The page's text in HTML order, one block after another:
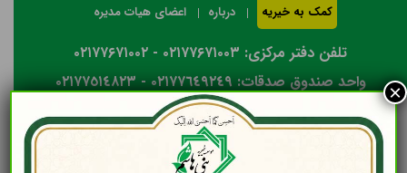
کمک به خیریه درباره اعضای هیات مدیره
تلفن دفتر مرکزی: ۰۲۱۷۷۶۷۱۰۰۳ - ۰۲۱۷۷۶۷۱۰۰۲
واحد صندوق صدقات: ٠٢١٧٧٦٤٩٢٤٩ - ٠٢١٧٧٥١٤٨٢٣
×